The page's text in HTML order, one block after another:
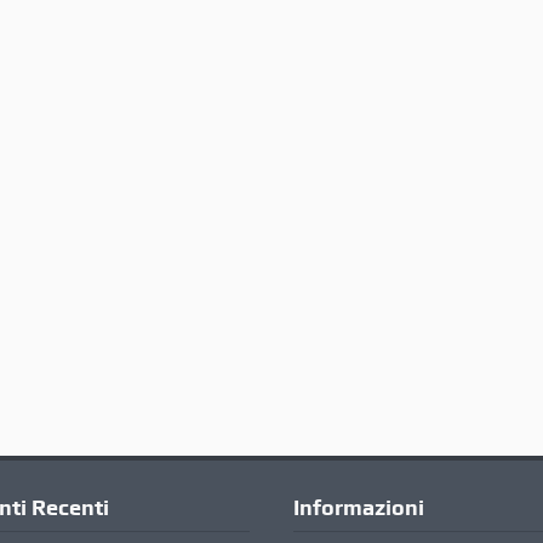
Recenti Informazioni